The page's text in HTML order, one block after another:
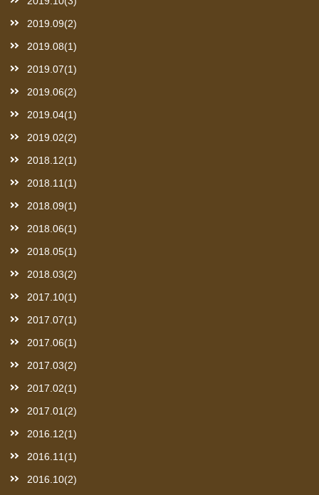
2019.09(2)
2019.08(1)
2019.07(1)
2019.06(2)
2019.04(1)
2019.02(2)
2018.12(1)
2018.11(1)
2018.09(1)
2018.06(1)
2018.05(1)
2018.03(2)
2017.10(1)
2017.07(1)
2017.06(1)
2017.03(2)
2017.02(1)
2017.01(2)
2016.12(1)
2016.11(1)
2016.10(2)